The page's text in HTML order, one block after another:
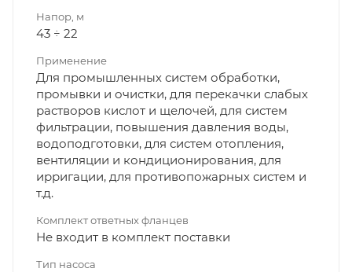
Напор, м
43 ÷ 22
Применение
Для промышленных систем обработки,
промывки и очистки, для перекачки слабых
растворов кислот и щелочей, для систем
фильтрации, повышения давления воды,
водоподготовки, для систем отопления,
вентиляции и кондиционирования, для
ирригации, для противопожарных систем и
т.д.
Комплект ответных фланцев
Не входит в комплект поставки
Тип насоса